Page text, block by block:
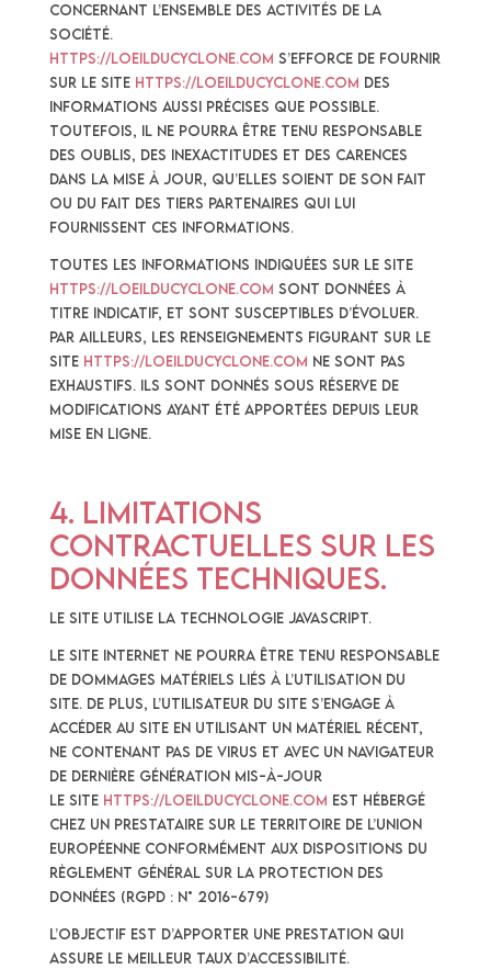
concernant l’ensemble des activités de la
société.
https://loeilducyclone.com s’efforce de fournir
sur le site https://loeilducyclone.com des
informations aussi précises que possible.
Toutefois, il ne pourra être tenu responsable
des oublis, des inexactitudes et des carences
dans la mise à jour, qu’elles soient de son fait
ou du fait des tiers partenaires qui lui
fournissent ces informations.
Toutes les informations indiquées sur le site
https://loeilducyclone.com sont données à
titre indicatif, et sont susceptibles d’évoluer.
Par ailleurs, les renseignements figurant sur le
site https://loeilducyclone.com ne sont pas
exhaustifs. Ils sont donnés sous réserve de
modifications ayant été apportées depuis leur
mise en ligne.
4. Limitations
contractuelles sur les
données techniques.
Le site utilise la technologie JavaScript.
Le site Internet ne pourra être tenu responsable
de dommages matériels liés à l’utilisation du
site. De plus, l’utilisateur du site s’engage à
accéder au site en utilisant un matériel récent,
ne contenant pas de virus et avec un navigateur
de dernière génération mis-à-jour
Le site https://loeilducyclone.com est hébergé
chez un prestataire sur le territoire de l’Union
Européenne conformément aux dispositions du
Règlement Général sur la Protection des
Données (RGPD : n° 2016-679)
L’objectif est d’apporter une prestation qui
assure le meilleur taux d’accessibilité.